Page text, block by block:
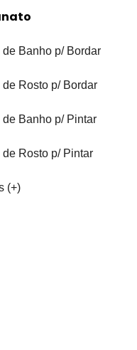
de Banho p/ Bordar
de Rosto p/ Bordar
de Banho p/ Pintar
de Rosto p/ Pintar
(+)